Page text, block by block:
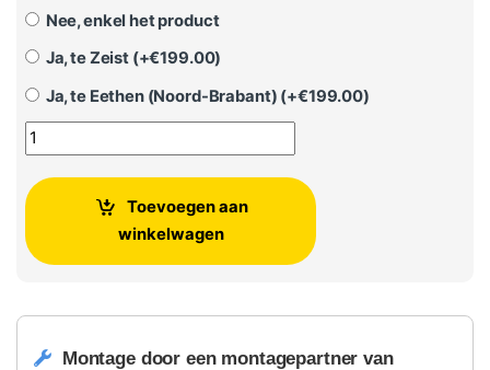
Nee, enkel het product
Ja, te Zeist (+€199.00)
Ja, te Eethen (Noord-Brabant) (+€199.00)
Parkeersensoren Audi Q2 Achter aantal
Toevoegen aan
winkelwagen
Montage door een montagepartner van